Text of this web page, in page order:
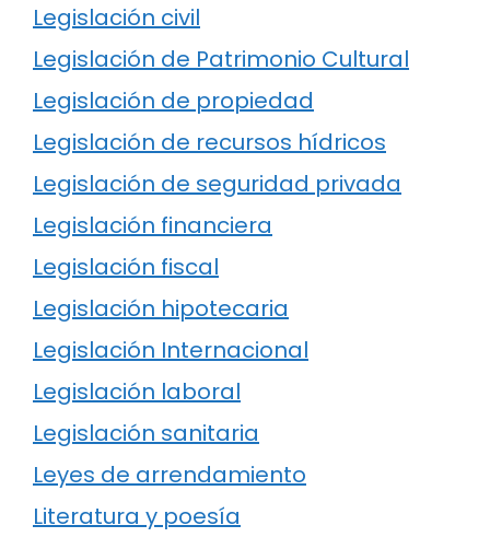
Legislación civil
Legislación de Patrimonio Cultural
Legislación de propiedad
Legislación de recursos hídricos
Legislación de seguridad privada
Legislación financiera
Legislación fiscal
Legislación hipotecaria
Legislación Internacional
Legislación laboral
Legislación sanitaria
Leyes de arrendamiento
Literatura y poesía